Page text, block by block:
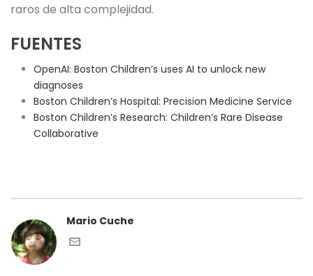
raros de alta complejidad.
FUENTES
OpenAI: Boston Children’s uses AI to unlock new
diagnoses
Boston Children’s Hospital: Precision Medicine Service
Boston Children’s Research: Children’s Rare Disease
Collaborative
Mario Cuche